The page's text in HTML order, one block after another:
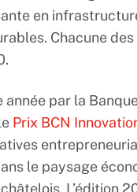
en
Chacune
année par la
Prix BCN
le paysage
L’édition